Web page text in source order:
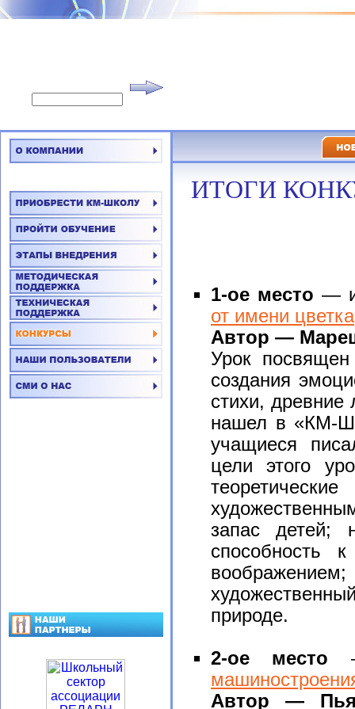
ИТОГИ
1-ое место —
от имени цветка
Автор —
Урок
создания
стихи, древние
нашел в «КМ-
учащиеся
цели этого
запас детей;
способность
природе.
2-ое место
Автор —